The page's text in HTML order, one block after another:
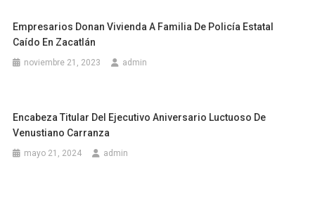
Empresarios Donan Vivienda A Familia De Policía Estatal
Caído En Zacatlán
noviembre 21, 2023 admin
Encabeza Titular Del Ejecutivo Aniversario Luctuoso De
Venustiano Carranza
mayo 21, 2024 admin